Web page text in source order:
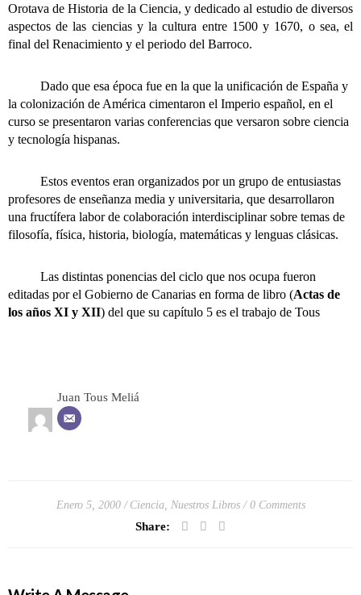
Orotava de Historia de la Ciencia, y dedicado al estudio de diversos
aspectos de las ciencias y la cultura entre 1500 y 1670, o sea, el
final del Renacimiento y el periodo del Barroco.
Dado que esa época fue en la que la unificación de España y
la colonización de América cimentaron el Imperio español, en el
curso se presentaron varias conferencias que versaron sobre ciencia
y tecnología hispanas.
Estos eventos eran organizados por un grupo de entusiastas
profesores de enseñanza media y universitaria, que desarrollaron
una fructífera labor de colaboración interdisciplinar sobre temas de
filosofía, física, historia, biología, matemáticas y lenguas clásicas.
Las distintas ponencias del ciclo que nos ocupa fueron
editadas por el Gobierno de Canarias en forma de libro (Actas de
los años XI y XII) del que su capítulo 5 es el trabajo de Tous
Juan Tous Meliá
Enero 5, 2000 Ciencia, Nuestros Libros 0 Comments
Share: